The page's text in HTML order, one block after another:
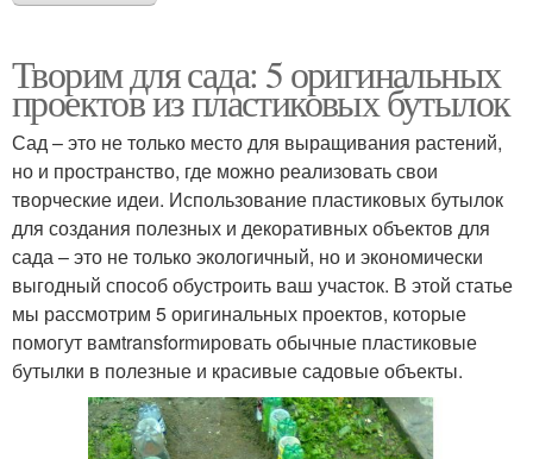
Творим для сада: 5 оригинальных
проектов из пластиковых бутылок
Сад – это не только место для выращивания растений,
но и пространство, где можно реализовать свои
творческие идеи. Использование пластиковых бутылок
для создания полезных и декоративных объектов для
сада – это не только экологичный, но и экономически
выгодный способ обустроить ваш участок. В этой статье
мы рассмотрим 5 оригинальных проектов, которые
помогут вамtransformировать обычные пластиковые
бутылки в полезные и красивые садовые объекты.